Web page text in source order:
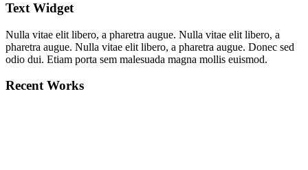
Text Widget
Nulla vitae elit libero, a pharetra augue. Nulla vitae elit libero, a
pharetra augue. Nulla vitae elit libero, a pharetra augue. Donec sed
odio dui. Etiam porta sem malesuada magna mollis euismod.
Recent Works